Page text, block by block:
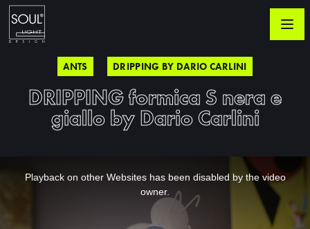
ANTS DRIPPING BY DARIO CARLINI
DRIPPING formica S nera e
giallo by Dario Carlini
Playback on other Websites has been disabled by the video
owner.